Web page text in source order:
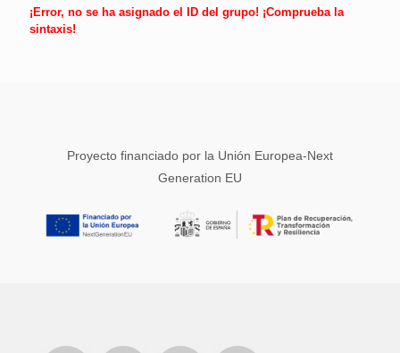
¡Error, no se ha asignado el ID del grupo! ¡Comprueba la
sintaxis!
Proyecto financiado por la Unión Europea-Next
Generation EU